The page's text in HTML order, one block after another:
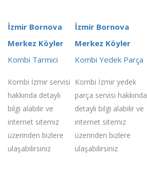
İzmir Bornova
Merkez Köyler
Kombi Tarmici
Kombi İzmir servisi
hakkında detaylı
bilgi alabilir ve
internet sitemiz
üzerinden bizlere
ulaşabilirsiniz
İzmir Bornova
Merkez Köyler
Kombi Yedek Parça
Kombi İzmir yedek
parça servisi hakkında
detaylı bilgi alabilir ve
internet sitemiz
üzerinden bizlere
ulaşabilirsiniz